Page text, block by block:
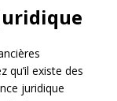
qu’il existe des
juridique